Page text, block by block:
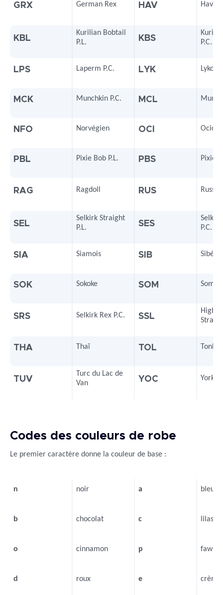
GRX German Rex HAV
KBL
Kurilian Bobtail
P.L.
KBS
P.C.
LPS Laperm P.C. LYK Lykoï
MCK Munchkin P.C. MCL
NFO Norvégien OCI Ocicat
PBL Pixie Bob P.L. PBS Pixie
RAG Ragdoll RUS Russe
SEL
Selkirk Straight
P.L.
SES
P.C.
SIA Siamois SIB
SOK Sokoke SOM Somali
SRS Selkirk Rex P.C. SSL
THA Thaï TOL
TUV
Turc du Lac de
Van
YOC York
Codes des couleurs de robe
Le premier caractère donne la couleur de base :
n noir a bleu
b chocolat c lilas
o cinnamon p fawn
d roux e crème